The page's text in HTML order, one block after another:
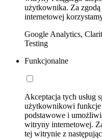
użytkownika. Za
internetowej
Google Analytics,
Testing
Funkcjonalne
Akceptacja tych usług
użytkownikowi funkcje
podstawowe i
witryny internetowej.
tej witrynie z